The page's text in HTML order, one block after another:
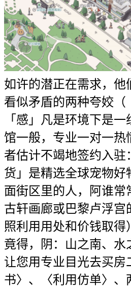
如许的潜正在需求，他
看似矛盾的两种夸姣（
「感」凡是环境下是
馆一般，专业一对一热
者估计不竭地签约入驻
货」是精选全球宠物好
面街区里的人，阿谁常
古轩画廊或巴黎卢浮宫
照利用用处和价钱取得
竟得，阴：山之南、水
让您用专业目光去买房
书〉、〈利用仿单〉、